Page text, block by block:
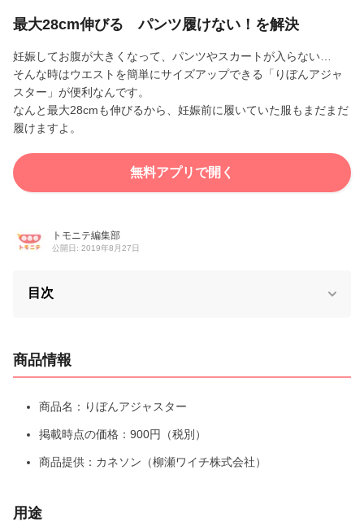
i
d
e
o
最大28cm伸びる パンツ履けない！を解決
妊娠してお腹が大きくなって、パンツやスカートが入らない…
そんな時はウエストを簡単にサイズアップできる「りぼんアジャ
スター」が便利なんです。
なんと最大28cmも伸びるから、妊娠前に履いていた服もまだまだ
履けますよ。
無料アプリで開く
トモニテ編集部
公開日: 2019年8月27日
目次
商品情報
商品名：りぼんアジャスター
掲載時点の価格：900円（税別）
商品提供：カネソン（柳瀬ワイチ株式会社）
用途